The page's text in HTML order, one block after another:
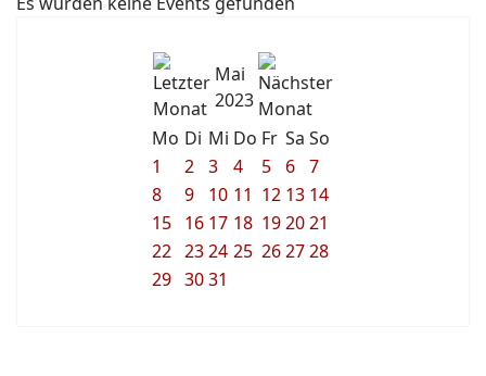
Mai
2023
Mo Di Mi Do Fr Sa So
1
2 3 4 5 6 7
8
9 10 11 12 13 14
15 16 17 18 192021
22 2324 25 262728
29 3031